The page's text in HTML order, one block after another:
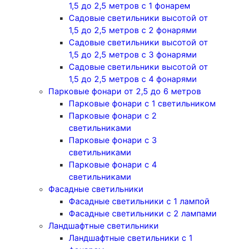
1,5 до 2,5 метров с 1 фонарем
Садовые светильники высотой от
1,5 до 2,5 метров с 2 фонарями
Садовые светильники высотой от
1,5 до 2,5 метров с 3 фонарями
Садовые светильники высотой от
1,5 до 2,5 метров с 4 фонарями
Парковые фонари от 2,5 до 6 метров
Парковые фонари с 1 светильником
Парковые фонари с 2
светильниками
Парковые фонари с 3
светильниками
Парковые фонари с 4
светильниками
Фасадные светильники
Фасадные светильники с 1 лампой
Фасадные светильники c 2 лампами
Ландшафтные светильники
Ландшафтные светильники с 1